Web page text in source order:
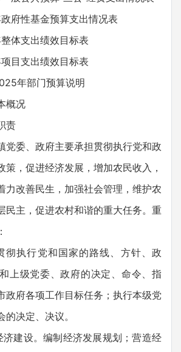
性基金预算支出情况表
支出绩效目标表
支出绩效目标表
年部门预算说明
概况
责
委、政府主要承担贯彻执行党和政
策，促进经济发展，增加农民收入，
力改善民生，加强社会管理，维护农
民主，促进农村和谐的重大任务。重
执行党和国家的路线、方针、政
上级党委、政府的决定、命令、指
政府各项工作目标任务；执行本级党
决定、决议。
设。编制经济发展规划；营造经